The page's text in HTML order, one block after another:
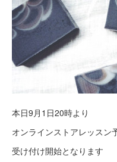
本日9月1日20時より
オンラインストアレッスン
受け付け開始となります